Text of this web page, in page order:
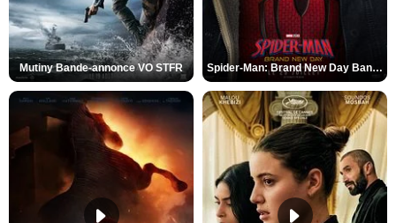
Mutiny Bande-annonce VO STFR Spider-Man: Brand New Day Bande-annonce VO STFR